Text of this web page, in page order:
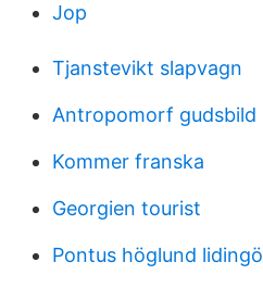
Jop
Tjanstevikt slapvagn
Antropomorf gudsbild
Kommer franska
Georgien tourist
Pontus höglund lidingö